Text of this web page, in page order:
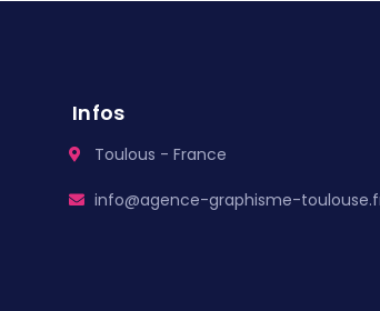
Infos
Toulous - France
info@agence-graphisme-